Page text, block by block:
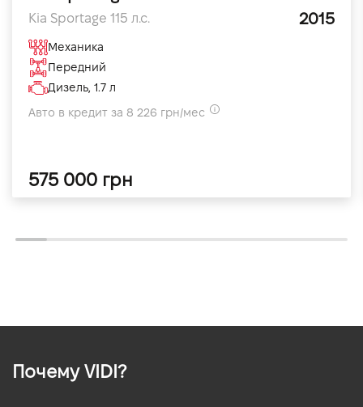
Kia Sportage 115 л.с. 2015
Механика
Передний
Дизель, 1.7 л
Авто в кредит за 8 226 грн/мес
575 000 грн
Почему VIDI?